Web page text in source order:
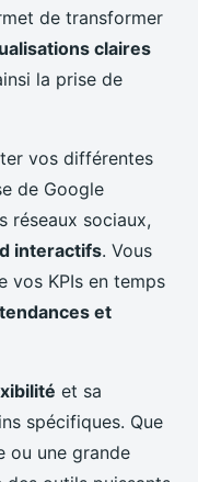
de transformer
claires
la prise de
vos différentes
de Google
réseaux sociaux,
interactifs. Vous
vos KPIs en temps
tendances et
et sa
spécifiques. Que
ou une grande